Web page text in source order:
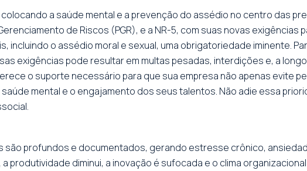
a saúde mental e a prevenção do assédio no centro das
de Riscos (PGR), e a NR-5, com suas novas exigências
o assédio moral e sexual, uma obrigatoriedade iminente.
exigências pode resultar em multas pesadas, interdições e, a
o suporte necessário para que sua empresa não apenas evite
mental e o engajamento dos seus talentos. Não adie essa
são profundos e documentados, gerando estresse crônico,
diminui, a inovação é sufocada e o clima